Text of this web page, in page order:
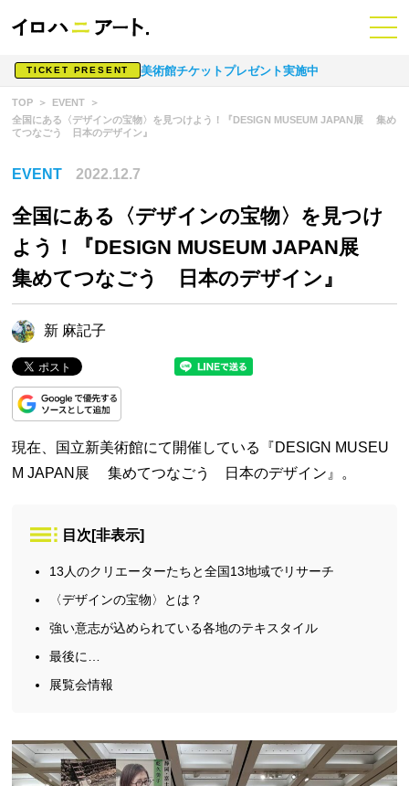
TICKET PRESENT 美術館チケットプレゼント実施中
TOP
EVENT
全国にある〈デザインの宝物〉を見つけよう！『DESIGN MUSEUM JAPAN展 集め
てつなごう 日本のデザイン』
EVENT 2022.12.7
全国にある〈デザインの宝物〉を見つけ
よう！『DESIGN MUSEUM JAPAN展
集めてつなごう 日本のデザイン』
新 麻記子
現在、国立新美術館にて開催している『DESIGN MUSEU
M JAPAN展 集めてつなごう 日本のデザイン』。
目次 [非表示]
13人のクリエーターたちと全国13地域でリサーチ
〈デザインの宝物〉とは？
強い意志が込められている各地のテキスタイル
最後に…
展覧会情報